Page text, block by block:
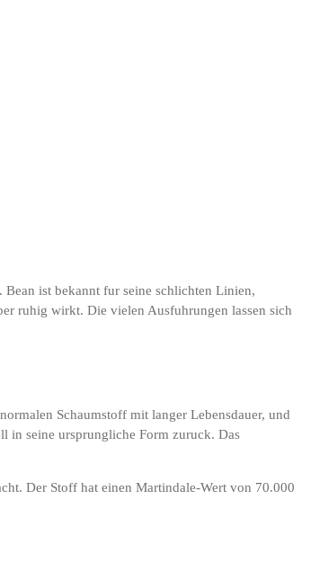
ist bekannt fur seine schlichten Linien,
ruhig wirkt. Die vielen Ausfuhrungen lassen sich
Schaumstoff mit langer Lebensdauer, und
in seine ursprungliche Form zuruck. Das
Der Stoff hat einen Martindale-Wert von 70.000